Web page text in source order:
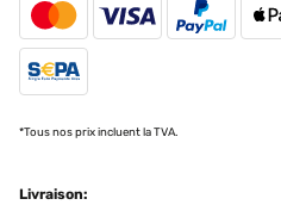
*Tous nos prix incluent la TVA.
Livraison: